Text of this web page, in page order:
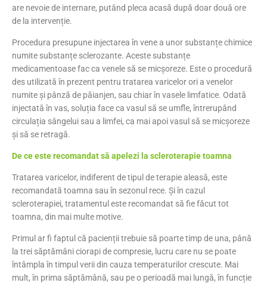
are nevoie de internare, putând pleca acasă după doar două ore
de la intervenție.
Procedura presupune injectarea în vene a unor substanțe chimice
numite substanțe sclerozante. Aceste substanțe
medicamentoase fac ca venele să se micșoreze. Este o procedură
des utilizată în prezent pentru tratarea varicelor ori a venelor
numite și pânză de păianjen, sau chiar în vasele limfatice. Odată
injectată în vas, soluția face ca vasul să se umfle, întrerupând
circulația sângelui sau a limfei, ca mai apoi vasul să se micșoreze
și să se retragă.
De ce este recomandat să apelezi la scleroterapie toamna
Tratarea varicelor, indiferent de tipul de terapie aleasă, este
recomandată toamna sau în sezonul rece. Și în cazul
scleroterapiei, tratamentul este recomandat să fie făcut tot
toamna, din mai multe motive.
Primul ar fi faptul că pacienții trebuie să poarte timp de una, până
la trei săptămâni ciorapi de compresie, lucru care nu se poate
întâmpla în timpul verii din cauza temperaturilor crescute. Mai
mult, în prima săptămână, sau pe o perioadă mai lungă, în funcție